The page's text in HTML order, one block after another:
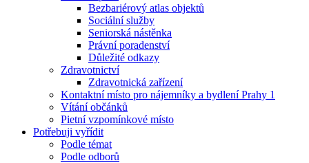
Bezbariérový atlas objektů
Sociální služby
Seniorská nástěnka
Právní poradenství
Důležité odkazy
Zdravotnictví
Zdravotnická zařízení
Kontaktní místo pro nájemníky a bydlení Prahy 1
Vítání občánků
Pietní vzpomínkové místo
Potřebuji vyřídit
Podle témat
Podle odborů